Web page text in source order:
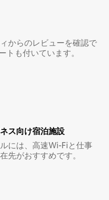
からのレビューを確認で
トも付いています。
ス⁠向⁠け宿⁠泊⁠施⁠設
には、高速Wi-Fiと仕事
先がおすすめです。